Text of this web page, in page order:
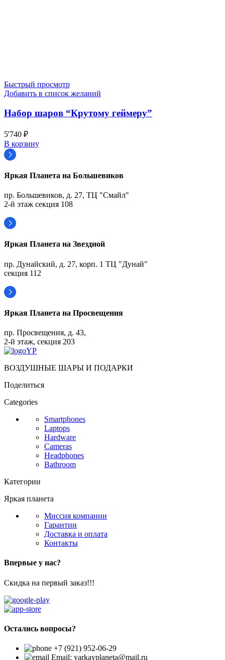
Быстрый просмотр
Добавить в список желаний
Набор шаров “Крутому геймеру”
5'740 ₽
В корзину
Яркая Планета на Большевиков
пр. Большевиков, д. 27, ТЦ "Смайл"
2-й этаж секция 108
Яркая Планета на Звездной
пр. Дунайский, д. 27, корп. 1 ТЦ "Дунай"
секция 112
Яркая Планета на Просвещения
пр. Просвещения, д. 43,
2-й этаж, секция 203
ВОЗДУШНЫЕ ШАРЫ И ПОДАРКИ
Поделиться
Categories
Smartphones
Laptops
Hardware
Cameras
Headphones
Bathroom
Категории
Яркая планета
Миссия компании
Гарантии
Доставка и оплата
Контакты
Впервые у нас?
Скидка на первый заказ!!!
Остались вопросы?
+7 (921) 952-06-29
Email: yarkayplaneta@mail.ru